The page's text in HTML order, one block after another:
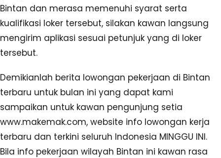
Bintan dan merasa memenuhi syarat serta
kualifikasi loker tersebut, silakan kawan langsung
mengirim aplikasi sesuai petunjuk yang di loker
tersebut.
Demikianlah berita lowongan pekerjaan di Bintan
terbaru untuk bulan ini yang dapat kami
sampaikan untuk kawan pengunjung setia
www.makemak.com, website info lowongan kerja
terbaru dan terkini seluruh Indonesia MINGGU INI.
Bila info pekerjaan wilayah Bintan ini kawan rasa